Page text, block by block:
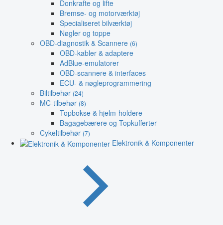
Donkrafte og lifte
Bremse- og motorværktøj
Specialiseret bilværktøj
Nøgler og toppe
OBD-diagnostik & Scannere (6)
OBD-kabler & adaptere
AdBlue-emulatorer
OBD-scannere & interfaces
ECU- & nøgleprogrammering
Biltilbehør (24)
MC-tilbehør (8)
Topbokse & hjelm-holdere
Bagagebærere og Topkufferter
Cykeltilbehør (7)
Elektronik & Komponenter